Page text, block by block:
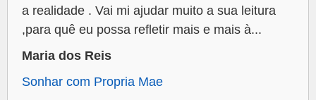
a realidade . Vai mi ajudar muito a sua leitura
,para quê eu possa refletir mais e mais à...
Maria dos Reis
Sonhar com Propria Mae